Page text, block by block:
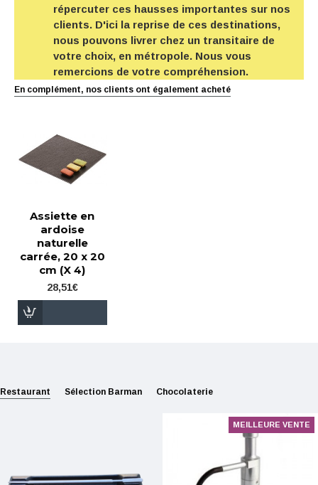
répercuter ces hausses importantes sur nos
clients. D'ici la reprise de ces destinations,
nous pouvons livrer chez un transitaire de
votre choix, en métropole. Nous vous
remercions de votre compréhension.
En complément, nos clients ont également acheté
Assiette en
ardoise
naturelle
carrée, 20 x 20
cm (X 4)
28,51€
Restaurant Sélection Barman Chocolaterie
MEILLEURE VENTE